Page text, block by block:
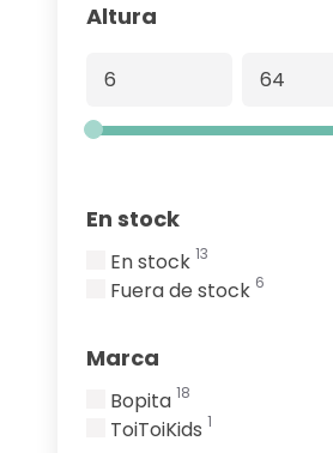
Altura
En stock
En stock 13
Fuera de stock 6
Marca
Bopita 18
ToiToiKids 1